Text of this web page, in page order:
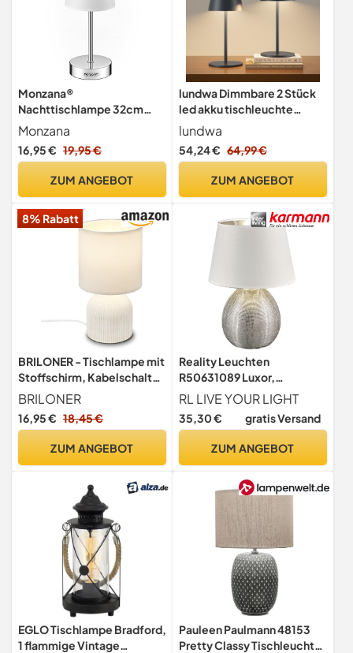
Monzana®
Nachttischlampe 32cm
Stoffschirm E14 Grau Taupe
Anthrazit Weiß
Wohnzimmer Schlafzimmer
Nachttischleuchte
Monzana
16,95 € 19,95 €
ZUM ANGEBOT
lundwa Dimmbare 2 Stück
led akku tischleuchte
26CM, 5000mAh
(Anthrazit)
lundwa
54,24 € 64,99 €
ZUM ANGEBOT
8% Rabatt
BRILONER - Tischlampe mit
Stoffschirm, Kabelschalter,
Keramikfuß, Lampe,
Nachttischlampe,
Tischleuchte, Dekolampe
Leselampe, Wohnzimmer,
BRILONER
16,95 € 18,45 €
ZUM ANGEBOT
Reality Leuchten
R50631089 Luxor,
Tischleuchte, Keramik, E27,
Silber, 24 x 24 x 35 cm
RL LIVE YOUR LIGHT
35,30 € gratis Versand
ZUM ANGEBOT
EGLO Tischlampe Bradford,
1 flammige Vintage
Pauleen Paulmann 48153
Pretty Classy Tischleuchte